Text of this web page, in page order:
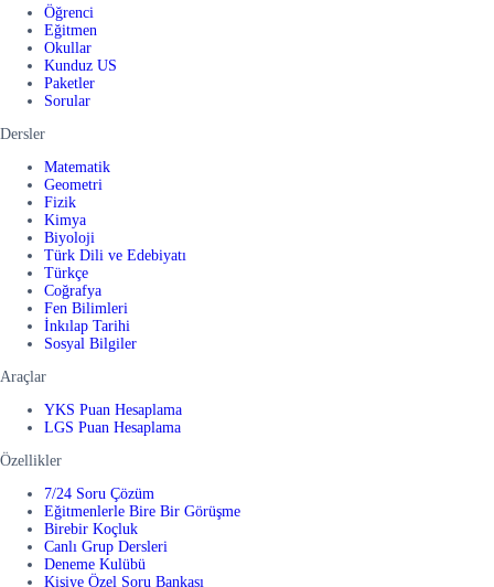
Öğrenci
Eğitmen
Okullar
Kunduz US
Paketler
Sorular
Dersler
Matematik
Geometri
Fizik
Kimya
Biyoloji
Türk Dili ve Edebiyatı
Türkçe
Coğrafya
Fen Bilimleri
İnkılap Tarihi
Sosyal Bilgiler
Araçlar
YKS Puan Hesaplama
LGS Puan Hesaplama
Özellikler
7/24 Soru Çözüm
Eğitmenlerle Bire Bir Görüşme
Birebir Koçluk
Canlı Grup Dersleri
Deneme Kulübü
Kişiye Özel Soru Bankası